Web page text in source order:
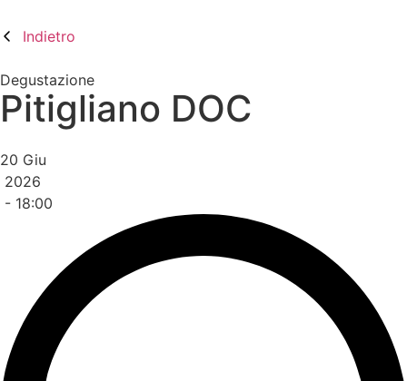
Indietro
Degustazione
Pitigliano DOC
20 Giu
2026
- 18:00